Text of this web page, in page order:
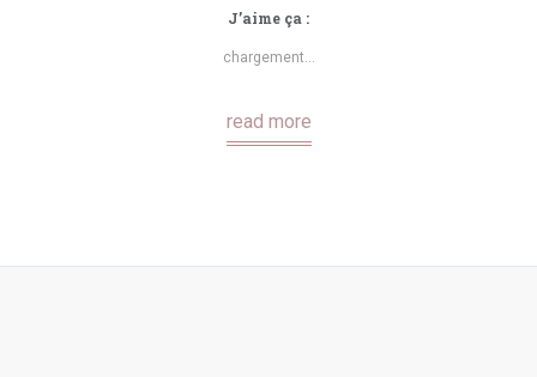
J’aime ça :
chargement…
read more